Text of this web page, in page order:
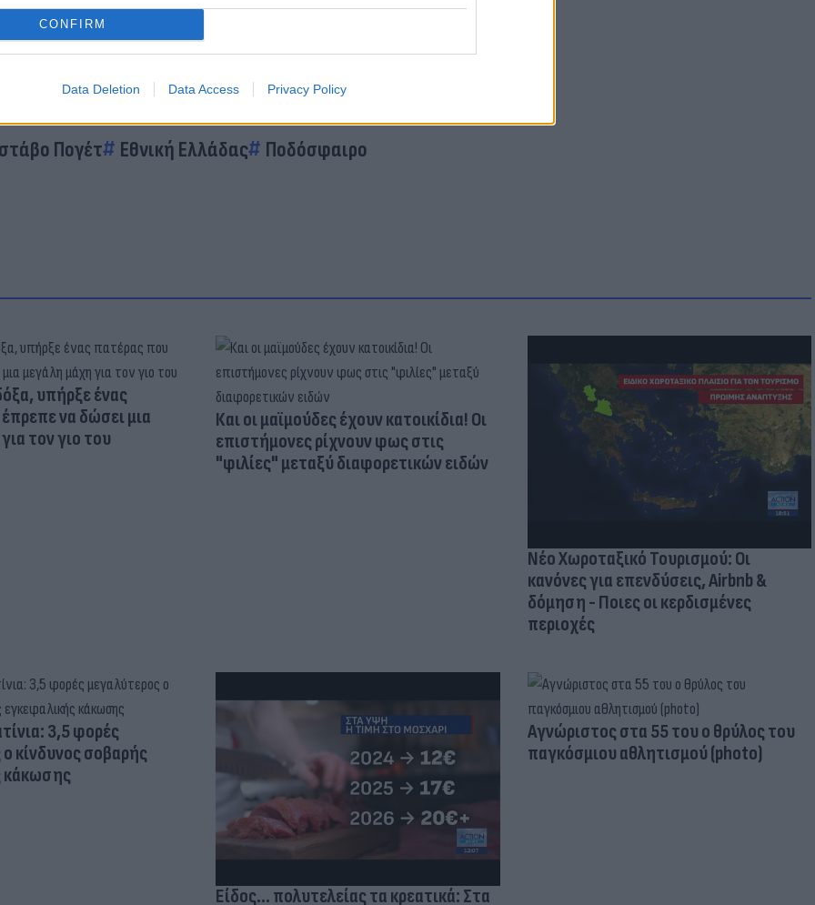
CONFIRM
Data Deletion Data Access Privacy Policy
αντίστροφα για την επιστροφή του
Πογέτ Εθνική Ελλάδας Ποδόσφαιρο
υπήρξε ένας
να δώσει μια
τον γιο του
Και οι μαϊμούδες έχουν κατοικίδια! Οι
επιστήμονες ρίχνουν φως στις
"φιλίες" μεταξύ διαφορετικών ειδών
Νέο Χωροταξικό Τουρισμού: Οι
κανόνες για επενδύσεις, Airbnb &
δόμηση - Ποιες οι κερδισμένες
περιοχές
3,5 φορές
κίνδυνος σοβαρής
κάκωσης
Είδος... πολυτελείας τα κρεατικά: Στα
Aγνώριστος στα 55 του ο θρύλος του
παγκόσμιου αθλητισμού (photo)